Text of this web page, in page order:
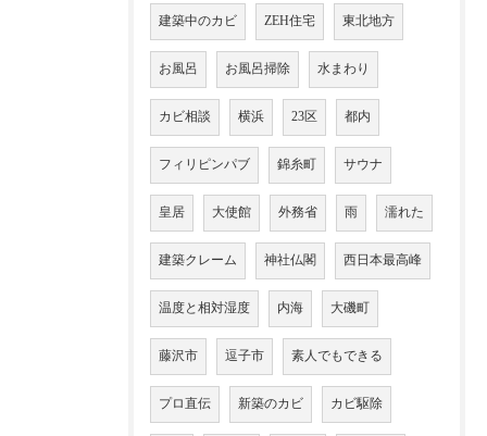
建築中のカビ ZEH住宅 東北地方
お風呂 お風呂掃除 水まわり
カビ相談 横浜 23区 都内
フィリピンパブ 錦糸町 サウナ
皇居 大使館 外務省 雨 濡れた
建築クレーム 神社仏閣 西日本最高峰
温度と相対湿度 内海 大磯町
藤沢市 逗子市 素人でもできる
プロ直伝 新築のカビ カビ駆除